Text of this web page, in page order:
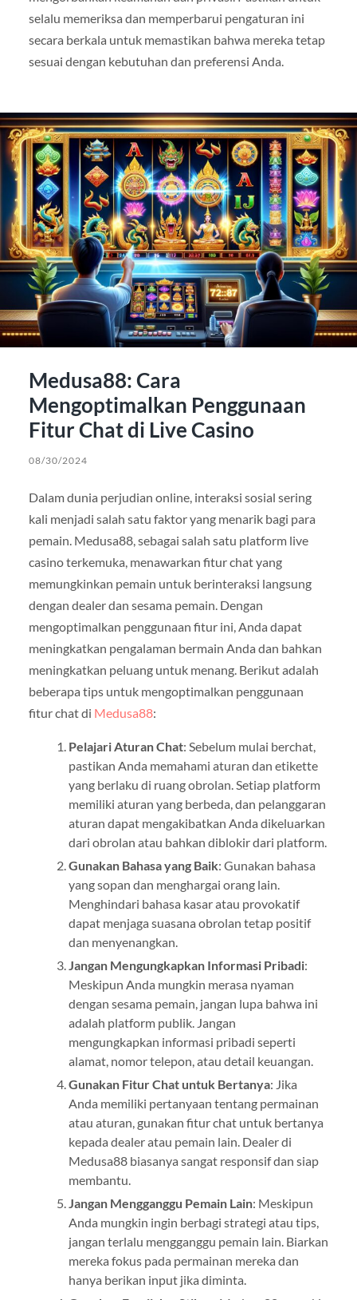
selalu memeriksa dan memperbarui pengaturan ini
secara berkala untuk memastikan bahwa mereka tetap
sesuai dengan kebutuhan dan preferensi Anda.
Medusa88: Cara
Mengoptimalkan Penggunaan
Fitur Chat di Live Casino
08/30/2024
Dalam dunia perjudian online, interaksi sosial sering
kali menjadi salah satu faktor yang menarik bagi para
pemain. Medusa88, sebagai salah satu platform live
casino terkemuka, menawarkan fitur chat yang
memungkinkan pemain untuk berinteraksi langsung
dengan dealer dan sesama pemain. Dengan
mengoptimalkan penggunaan fitur ini, Anda dapat
meningkatkan pengalaman bermain Anda dan bahkan
meningkatkan peluang untuk menang. Berikut adalah
beberapa tips untuk mengoptimalkan penggunaan
fitur chat di Medusa88:
Pelajari Aturan Chat: Sebelum mulai berchat,
pastikan Anda memahami aturan dan etikette
yang berlaku di ruang obrolan. Setiap platform
memiliki aturan yang berbeda, dan pelanggaran
aturan dapat mengakibatkan Anda dikeluarkan
dari obrolan atau bahkan diblokir dari platform.
Gunakan Bahasa yang Baik: Gunakan bahasa
yang sopan dan menghargai orang lain.
Menghindari bahasa kasar atau provokatif
dapat menjaga suasana obrolan tetap positif
dan menyenangkan.
Jangan Mengungkapkan Informasi Pribadi:
Meskipun Anda mungkin merasa nyaman
dengan sesama pemain, jangan lupa bahwa ini
adalah platform publik. Jangan
mengungkapkan informasi pribadi seperti
alamat, nomor telepon, atau detail keuangan.
Gunakan Fitur Chat untuk Bertanya: Jika
Anda memiliki pertanyaan tentang permainan
atau aturan, gunakan fitur chat untuk bertanya
kepada dealer atau pemain lain. Dealer di
Medusa88 biasanya sangat responsif dan siap
membantu.
Jangan Mengganggu Pemain Lain: Meskipun
Anda mungkin ingin berbagi strategi atau tips,
jangan terlalu mengganggu pemain lain. Biarkan
mereka fokus pada permainan mereka dan
hanya berikan input jika diminta.